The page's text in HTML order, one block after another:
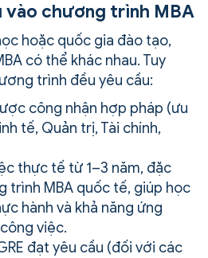
vào chương trình MBA
hoặc quốc gia đào tạo,
có thể khác nhau. Tuy
trình đều yêu cầu:
công nhận hợp pháp (ưu
tế, Quản trị, Tài chính,
thực tế từ 1–3 năm, đặc
trình MBA quốc tế, giúp học
hành và khả năng ứng
việc.
đạt yêu cầu (đối với các